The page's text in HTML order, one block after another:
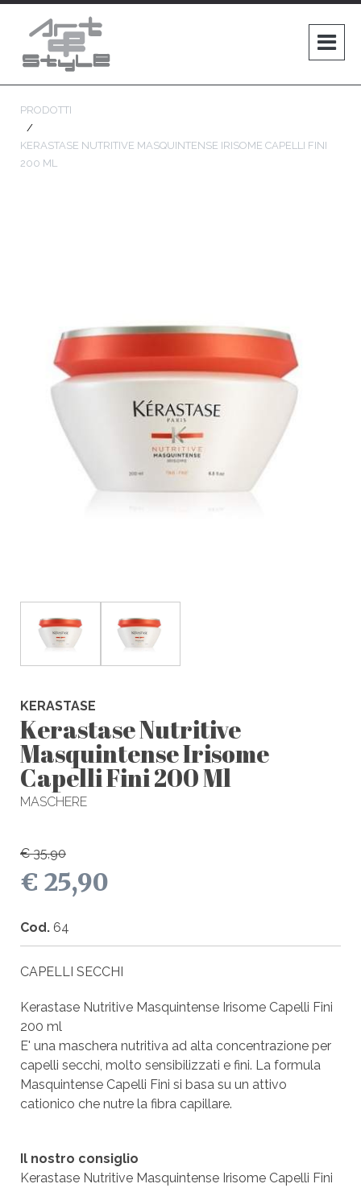
PRODOTTI
KERASTASE NUTRITIVE MASQUINTENSE IRISOME CAPELLI FINI
200 ML
KERASTASE
Kerastase Nutritive
Masquintense Irisome
Capelli Fini 200 Ml
MASCHERE
€ 35,90
€ 25,90
Cod. 64
CAPELLI SECCHI
Kerastase Nutritive Masquintense Irisome Capelli Fini
200 ml
E' una maschera nutritiva ad alta concentrazione per
capelli secchi, molto sensibilizzati e fini. La formula
Masquintense Capelli Fini si basa su un attivo
cationico che nutre la fibra capillare.
Il nostro consiglio
Kerastase Nutritive Masquintense Irisome Capelli Fini